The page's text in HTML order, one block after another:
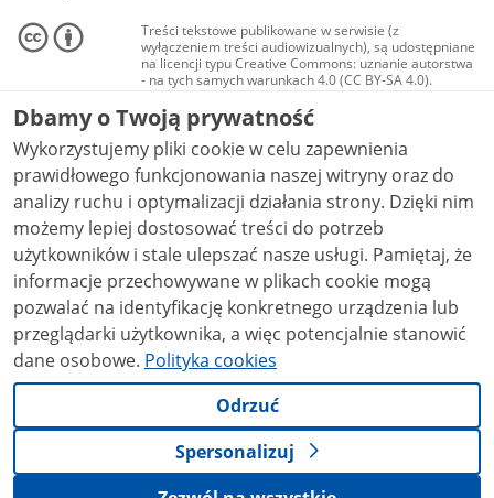
Treści tekstowe publikowane w serwisie (z
wyłączeniem treści audiowizualnych), są udostępniane
na licencji typu Creative Commons: uznanie autorstwa
- na tych samych warunkach 4.0 (CC BY-SA 4.0).
Materiały audiowizualne, w tym zdjęcia, materiały
audio i wideo, są udostępniane na licencji typu
Creative Commons: uznanie autorstwa użycie
niekomercyjne - bez utworów zależnych 4.0 (CC BY-
NC-ND 4.0), o ile nie jest to stwierdzone inaczej.
Dbamy o Twoją prywatność
Wykorzystujemy pliki cookie w celu zapewnienia
prawidłowego funkcjonowania naszej witryny oraz do
analizy ruchu i optymalizacji działania strony. Dzięki nim
możemy lepiej dostosować treści do potrzeb
użytkowników i stale ulepszać nasze usługi. Pamiętaj, że
informacje przechowywane w plikach cookie mogą
pozwalać na identyfikację konkretnego urządzenia lub
przeglądarki użytkownika, a więc potencjalnie stanowić
dane osobowe. Polityka cookies
Odrzuć
Spersonalizuj